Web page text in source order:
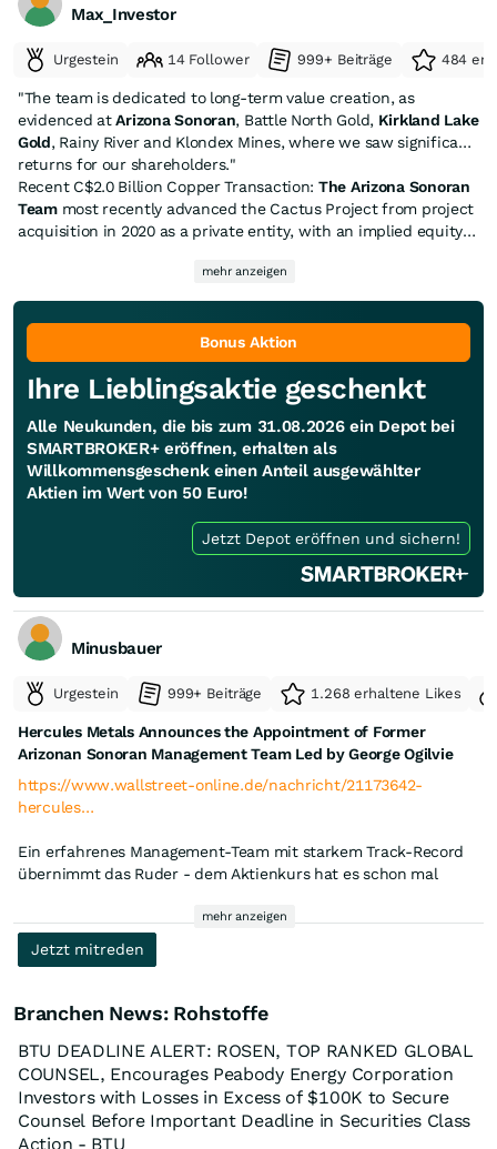
Max_Investor
Urgestein 14 Follower 999+ Beiträge 484
"The team is dedicated to long-term value creation, as
evidenced atArizona Sonoran, Battle North Gold, Kirkland Lake
Gold, Rainy River and Klondex Mines, where we saw significant
returns for our shareholders."
Recent C$2.0 Billion Copper Transaction: The Arizona Sonoran
Teammost recently advanced the Cactus Project from project
acquisition in 2020 as a private entity, with an implied equity
public listing later that year, to its acquisition by Hudbay
Minerals for an implied equity value of approximatelyC$2.0
billion in 2026, representing an increase ofmore than 1,500%
in the company's value under their leadership
mehr anzeigen
Bonus Aktion
Ihre Lieblingsaktie geschenkt
Alle Neukunden, die bis zum 31.08.2026 ein Depot bei
SMARTBROKER+ eröffnen, erhalten als
Willkommensgeschenk einen Anteil ausgewählter
Aktien im Wert von 50 Euro!
Jetzt Depot eröffnen und sichern!
Minusbauer
Urgestein 999+ Beiträge 1.268 erhaltene Likes
Hercules Metals Announces the Appointment of Former
Arizonan Sonoran Management Team Led by George Ogilvie
https://www.wallstreet-online.de/nachricht/21173642-
hercules…
Ein erfahrenes Management-Team mit starkem Track-Record
übernimmt das Ruder - dem Aktienkurs hat es schon mal
mehr anzeigen
Jetzt mitreden
Branchen News: Rohstoffe
BTU DEADLINE ALERT: ROSEN, TOP RANKED GLOBAL
COUNSEL, Encourages Peabody Energy Corporation
Investors with Losses in Excess of $100K to Secure
Counsel Before Important Deadline in Securities Class
Action - BTU